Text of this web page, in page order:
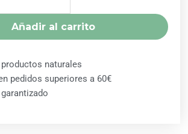
Añadir al carrito
naturales
pedidos superiores a 60€